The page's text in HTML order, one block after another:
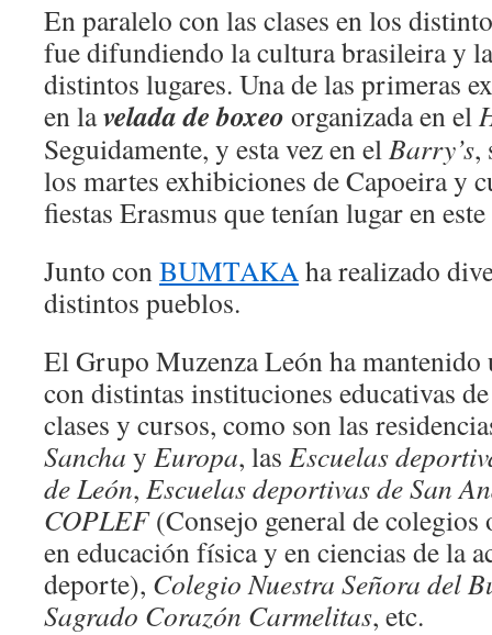
En paralelo con las clases en los
fue difundiendo la cultura brasileira y
distintos lugares. Una de las primeras
en lavelada de boxeo organizada en el
Seguidamente, y esta vez en elBarry’s,
los martes exhibiciones de Capoeira y
fiestas Erasmus que tenían lugar en
Junto conBUMTAKAha realizado
distintos pueblos.
El Grupo Muzenza León ha mantenido
con distintas instituciones educativas
clases y cursos, como son las
Sancha y Europa, las Escuelas
de León, Escuelas deportivas de San
COPLEF(Consejo general de
en educación física y en ciencias de la
deporte), Colegio Nuestra Señora del
Sagrado Corazón Carmelitas, etc.